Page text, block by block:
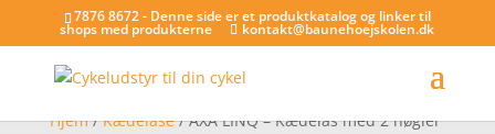
7876 8672 - Denne side er et produktkatalog og linker til
shops med produkterne kontakt@baunehoejskolen.dk
Hjem/Kædelåse/ AXA LINQ – Kædelås med 2 nøgler